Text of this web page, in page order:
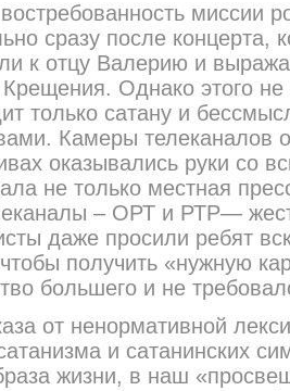
миссии
сразу после концерта,
к отцу Валерию и
Крещения. Однако этого не
только сатану и
Камеры телеканалов
оказывались руки со
не только местная
– ОРТ и РТР—
даже просили ребят
получить «нужную
большего и не
от ненормативной
и сатанинских
жизни, в наш